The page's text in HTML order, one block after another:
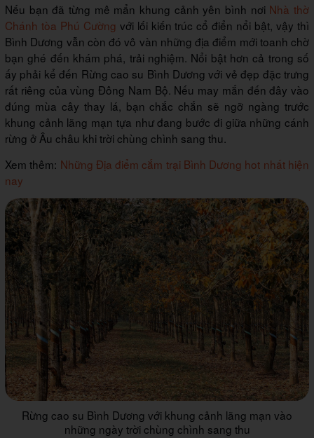
Nếu bạn đã từng mê mẩn khung cảnh yên bình nơi Nhà thờ
Chánh tòa Phú Cường với lối kiến trúc cổ điển nổi bật, vậy thì
Bình Dương vẫn còn đó vô vàn những địa điểm mới toanh chờ
bạn ghé đến khám phá, trải nghiệm. Nổi bật hơn cả trong số
ấy phải kể đến Rừng cao su Bình Dương với vẻ đẹp đặc trưng
rất riêng của vùng Đông Nam Bộ. Nếu may mắn đến đây vào
đúng mùa cây thay lá, bạn chắc chắn sẽ ngỡ ngàng trước
khung cảnh lãng mạn tựa như đang bước đi giữa những cánh
rừng ở Âu châu khi trời chùng chình sang thu.
Xem thêm: Những Địa điểm cắm trại Bình Dương hot nhất hiện
nay
Rừng cao su Bình Dương với khung cảnh lãng mạn vào
những ngày trời chùng chình sang thu